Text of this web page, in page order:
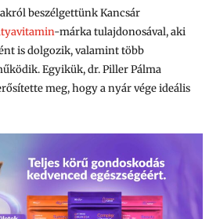
beszélgettünk Kancsár
-márka tulajdonosával, aki
is dolgozik, valamint több
Egyikük, dr. Piller Pálma
meg, hogy a nyár vége ideális